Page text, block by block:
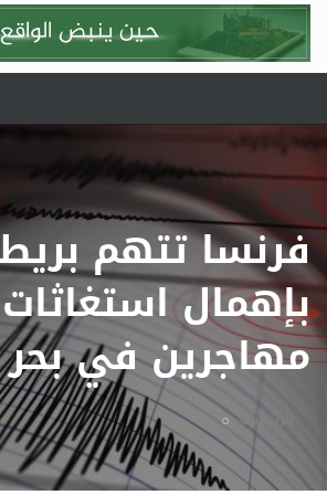
فرنسا تتهم
بإهمال استغاثات
مهاجرين في
الرئيسية